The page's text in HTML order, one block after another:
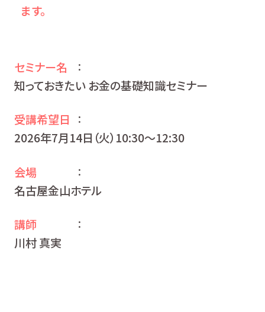
ます。
セミナー名 ：
知っておきたい お金の基礎知識セミナー
受講希望日 ：
2026年7月14日（火）10:30〜12:30
会場 ：
名古屋金山ホテル
講師 ：
川村 真実